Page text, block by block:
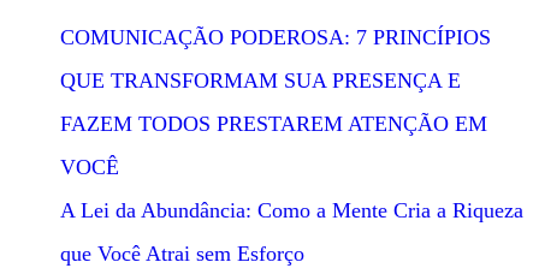
COMUNICAÇÃO PODEROSA: 7 PRINCÍPIOS
QUE TRANSFORMAM SUA PRESENÇA E
FAZEM TODOS PRESTAREM ATENÇÃO EM
VOCÊ
A Lei da Abundância: Como a Mente Cria a Riqueza
que Você Atrai sem Esforço